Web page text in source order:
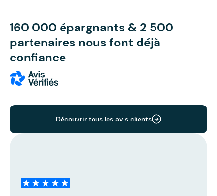
160 000 épargnants & 2 500
partenaires nous font déjà
confiance
Découvrir tous les avis clients